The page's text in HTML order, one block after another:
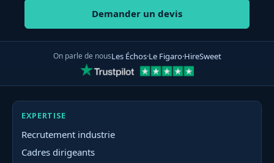
Demander un devis
On parle de nousLes Échos·Le Figaro·HireSweet
EXPERTISE
Recrutement industrie
Cadres dirigeants